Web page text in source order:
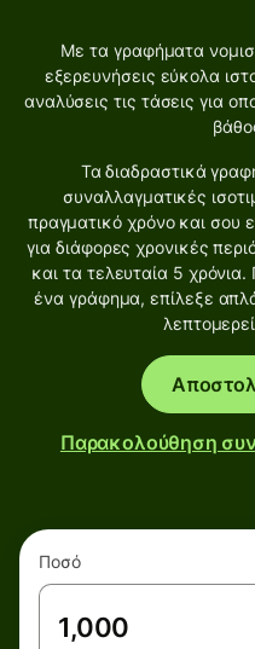
Με τα γραφήματα
εξερευνήσεις εύκολα
αναλύσεις τις τάσεις για
Τα διαδραστικά
συναλλαγματικές
πραγματικό χρόνο και σου
για διάφορες χρονικές
και τα τελευταία 5
ένα γράφημα, επίλεξε
Παρακολούθηση
Ποσό